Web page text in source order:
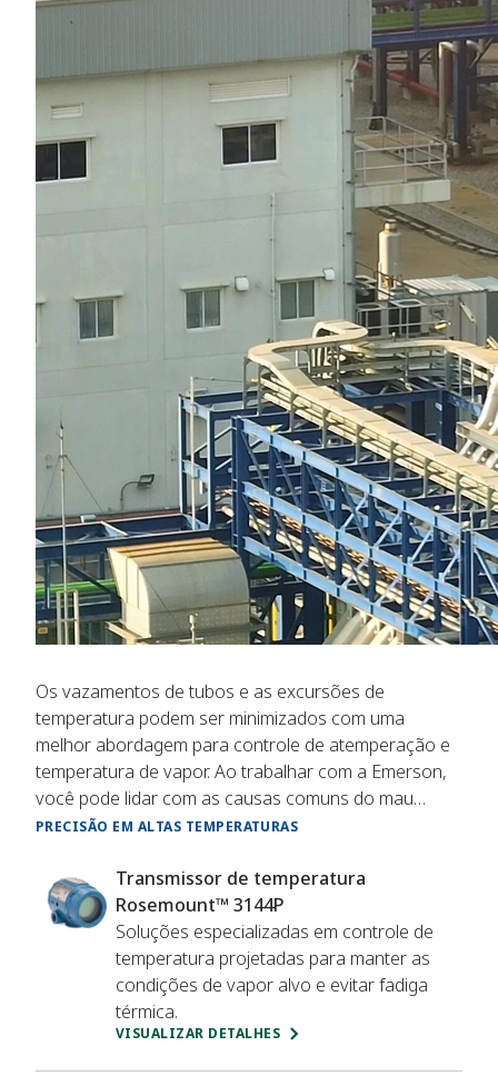
Os vazamentos de tubos e as excursões de
temperatura podem ser minimizados com uma
melhor abordagem para controle de atemperação e
temperatura de vapor. Ao trabalhar com a Emerson,
você pode lidar com as causas comuns do mau
controle de temperatura do vapor e minimizar as
PRECISÃO EM ALTAS TEMPERATURAS
Transmissor de temperatura
Rosemount™ 3144P
Soluções especializadas em controle de
temperatura projetadas para manter as
condições de vapor alvo e evitar fadiga
térmica.
VISUALIZAR DETALHES